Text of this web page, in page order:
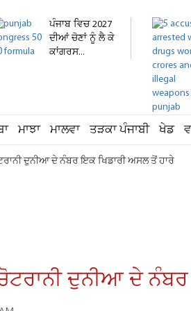
ਪੰਜਾਬ ਵਿਚ 2027
ਦੀਆਂ ਚੋਣਾਂ ਨੂੰ ਲੈ ਕੇ
ਕਾਂਗਰਸ...
ਮਾਝਾ ਮਾਲਵਾ ਤੜਕਾ ਪੰਜਾਬੀ ਖੇਡ
ਦੁਨੀਆ ਦੇ ਨੰਬਰ ਇਕ ਖਿਡਾਰੀ ਅਸਲ ਤੋਂ ਹਾਰੇ
ਦੁਨੀਆ ਦੇ